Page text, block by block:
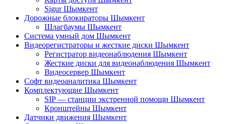
Sigur Шымкент
Дорожные блокираторы Шымкент
Шлагбаумы Шымкент
Система умный дом Шымкент
Видеорегистраторы и жесткие диски Шымкент
Регистратор видеонаблюдения Шымкент
Жесткие диски для видеонаблюдения Шымкент
Видеосервер Шымкент
Софт видеоаналитика Шымкент
Комплектующие Шымкент
SIP — станции экстренной помощи Шымкент
Кронштейны Шымкент
Датчики движения Шымкент